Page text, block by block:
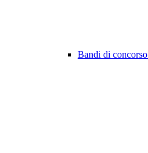
Bandi di concorso